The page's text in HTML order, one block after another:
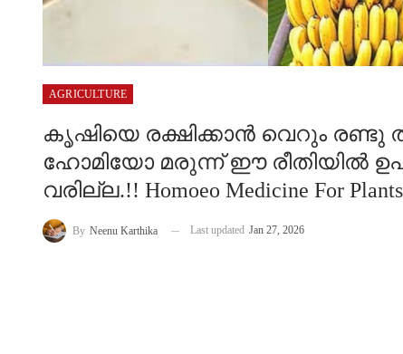
AGRICULTURE
കൃഷിയെ രക്ഷിക്കാൻ വെറും രണ്ടു
ഹോമിയോ മരുന്ന് ഈ രീതിയിൽ
വരില്ല.!! Homoeo Medicine For Plants
By Neenu Karthika Last updated Jan 27, 2026